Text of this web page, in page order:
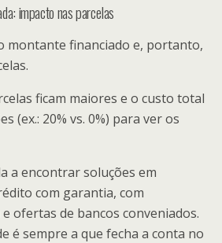
impacto nas parcelas
montante financiado e, portanto,
ficam maiores e o custo total
(ex.: 20% vs. 0%) para ver os
a encontrar soluções em
com garantia, com
ofertas de bancos conveniados.
é sempre a que fecha a conta no